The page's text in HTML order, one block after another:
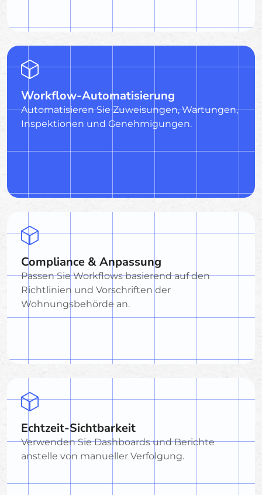
Workflow-Automatisierung
Automatisieren Sie Zuweisungen, Wartungen,
Inspektionen und Genehmigungen.
Compliance & Anpassung
Passen Sie Workflows basierend auf den
Richtlinien und Vorschriften der
Wohnungsbehörde an.
Echtzeit-Sichtbarkeit
Verwenden Sie Dashboards und Berichte
anstelle von manueller Verfolgung.